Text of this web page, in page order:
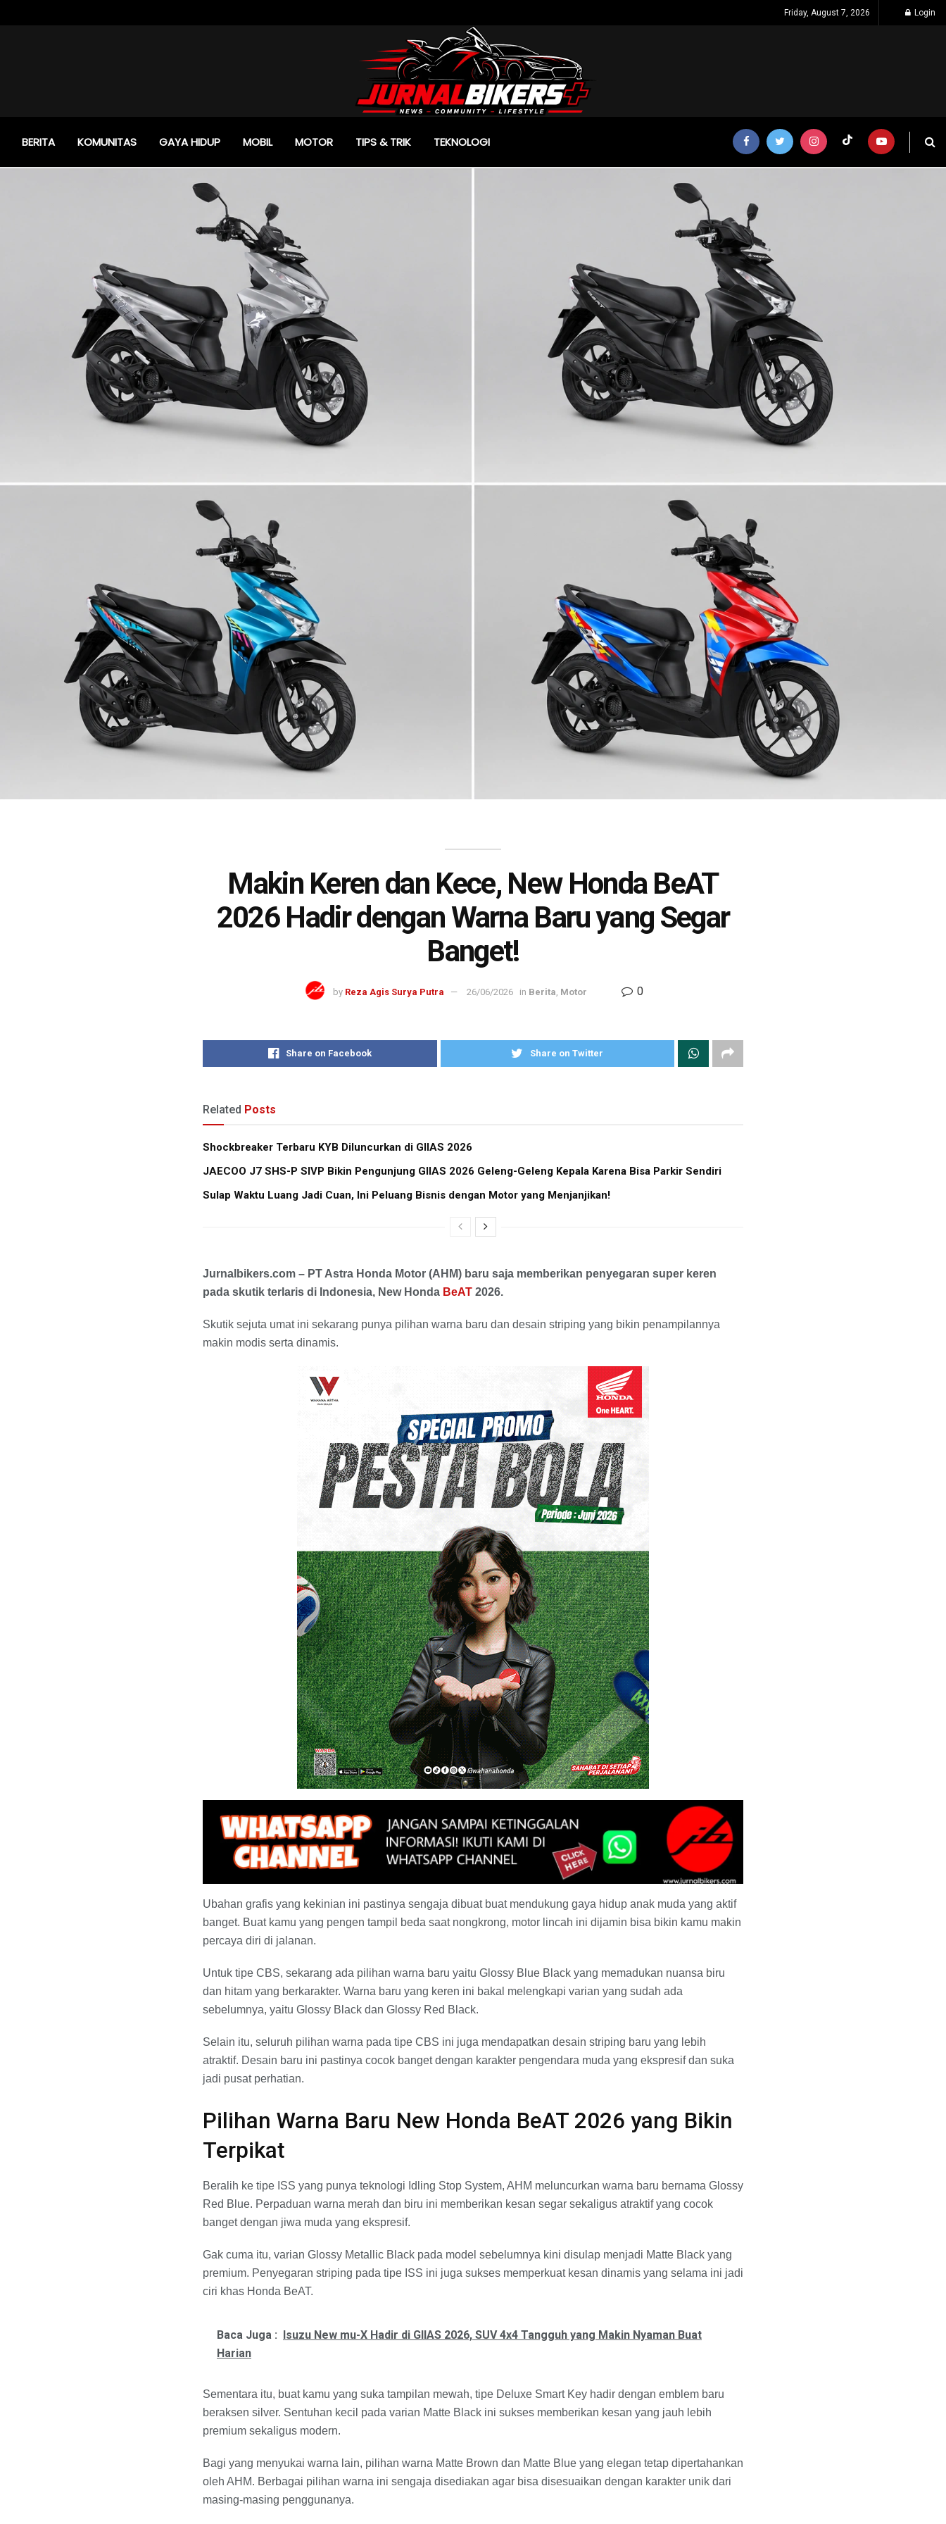
Friday, August 7, 2026 Login
BERITA KOMUNITAS GAYA HIDUP MOBIL MOTOR TIPS & TRIK TEKNOLOGI
Makin Keren dan Kece, New Honda BeAT
2026 Hadir dengan Warna Baru yang Segar
Banget!
by Reza Agis Surya Putra 26/06/2026 in Berita, Motor 0
Share on Facebook Share on Twitter
Related Posts
Shockbreaker Terbaru KYB Diluncurkan di GIIAS 2026
JAECOO J7 SHS-P SIVP Bikin Pengunjung GIIAS 2026 Geleng-Geleng Kepala Karena Bisa Parkir Sendiri
Sulap Waktu Luang Jadi Cuan, Ini Peluang Bisnis dengan Motor yang Menjanjikan!
Jurnalbikers.com – PT Astra Honda Motor (AHM) baru saja memberikan penyegaran super keren
pada skutik terlaris di Indonesia, New Honda BeAT 2026.
Skutik sejuta umat ini sekarang punya pilihan warna baru dan desain striping yang bikin penampilannya
makin modis serta dinamis.
Ubahan grafis yang kekinian ini pastinya sengaja dibuat buat mendukung gaya hidup anak muda yang aktif
banget. Buat kamu yang pengen tampil beda saat nongkrong, motor lincah ini dijamin bisa bikin kamu makin
percaya diri di jalanan.
Untuk tipe CBS, sekarang ada pilihan warna baru yaitu Glossy Blue Black yang memadukan nuansa biru
dan hitam yang berkarakter. Warna baru yang keren ini bakal melengkapi varian yang sudah ada
sebelumnya, yaitu Glossy Black dan Glossy Red Black.
Selain itu, seluruh pilihan warna pada tipe CBS ini juga mendapatkan desain striping baru yang lebih
atraktif. Desain baru ini pastinya cocok banget dengan karakter pengendara muda yang ekspresif dan suka
jadi pusat perhatian.
Pilihan Warna Baru New Honda BeAT 2026 yang Bikin
Terpikat
Beralih ke tipe ISS yang punya teknologi Idling Stop System, AHM meluncurkan warna baru bernama Glossy
Red Blue. Perpaduan warna merah dan biru ini memberikan kesan segar sekaligus atraktif yang cocok
banget dengan jiwa muda yang ekspresif.
Gak cuma itu, varian Glossy Metallic Black pada model sebelumnya kini disulap menjadi Matte Black yang
premium. Penyegaran striping pada tipe ISS ini juga sukses memperkuat kesan dinamis yang selama ini jadi
ciri khas Honda BeAT.
Baca Juga : Isuzu New mu-X Hadir di GIIAS 2026, SUV 4x4 Tangguh yang Makin Nyaman Buat
Harian
Sementara itu, buat kamu yang suka tampilan mewah, tipe Deluxe Smart Key hadir dengan emblem baru
beraksen silver. Sentuhan kecil pada varian Matte Black ini sukses memberikan kesan yang jauh lebih
premium sekaligus modern.
Bagi yang menyukai warna lain, pilihan warna Matte Brown dan Matte Blue yang elegan tetap dipertahankan
oleh AHM. Berbagai pilihan warna ini sengaja disediakan agar bisa disesuaikan dengan karakter unik dari
masing-masing penggunanya.